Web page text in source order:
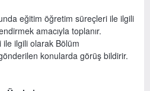
eğitim öğretim süreçleri ile ilgili
amacıyla toplanır.
ilgili olarak Bölüm
konularda görüş bildirir.